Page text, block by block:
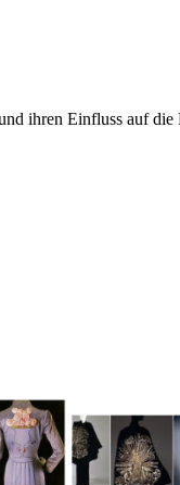
ihren Einfluss auf die